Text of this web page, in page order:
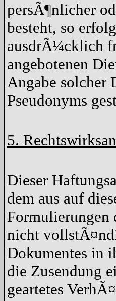
persÃ¶nlicher
besteht, so
ausdrÃ¼cklich
angebotenen
Angabe solcher
Pseudonyms
5.
Dieser
dem aus auf
Formulierungen
nicht
Dokumentes in
die Zusendung
geartetes